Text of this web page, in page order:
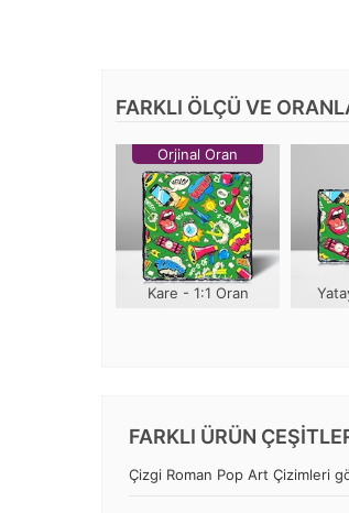
FARKLI ÖLÇÜ VE
Orjinal Oran
Kare - 1:1 Oran
FARKLI ÜRÜN
Çizgi Roman Pop Art Çizimleri